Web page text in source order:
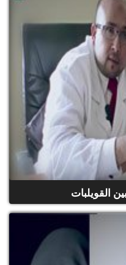
القويلبات